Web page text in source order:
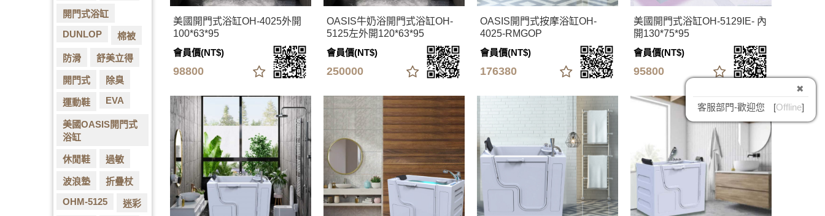
開門式浴缸
DUNLOP
棉被
防滑 舒美立得
開門式 除臭
運動鞋 EVA
美國OASIS開門式
浴缸
休閒鞋 過敏
波浪墊
折疊杖
OHM-5125
迷彩
美國開門式浴缸OH-4025外開
100*63*95
會員價(NT$)
98800
OASIS牛奶浴開門式浴缸OH-
5125左外開120*63*95
會員價(NT$)
250000
OASIS開門式按摩浴缸OH-
4025-RMGOP
會員價(NT$)
176380
美國開門式浴缸OH-5129IE- 內
開130*75*95
會員價(NT$)
95800
✖
客服部門-歡迎您
[Offline]